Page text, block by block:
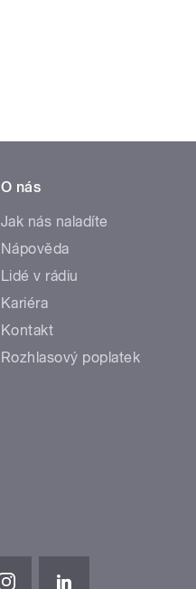
O nás
Jak nás naladíte
Nápověda
Lidé v rádiu
Kariéra
Kontakt
Rozhlasový poplatek